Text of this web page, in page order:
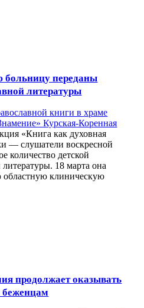
больницу переданы
литературы
книги вхраме
Курская-Коренная
«Книга как духовная
— слушатели воскресной
количество детской
18 марта она
областную клиническую
продолжает оказывать